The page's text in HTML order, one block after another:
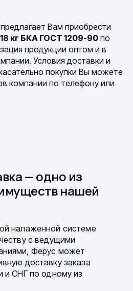
Вам приобрести
кг БКА ГОСТ 1209-90 по
продукции оптом и в
Условия доставки и
покупки Вы можете
компании по телефону или
— одно из
нашей
налаженной системе
с ведущими
Ферус может
доставку заказа
и СНГ по одному из